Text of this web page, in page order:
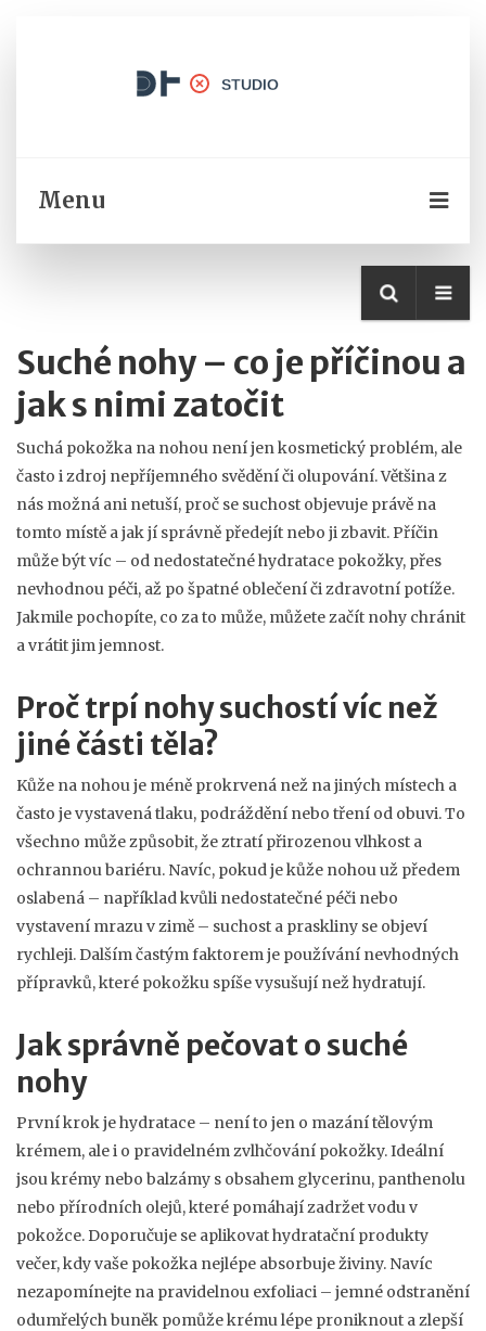
Menu
Suché nohy – co je příčinou a
jak s nimi zatočit
Suchá pokožka na nohou není jen kosmetický problém, ale
často i zdroj nepříjemného svědění či olupování. Většina z
nás možná ani netuší, proč se suchost objevuje právě na
tomto místě a jak jí správně předejít nebo ji zbavit. Příčin
může být víc – od nedostatečné hydratace pokožky, přes
nevhodnou péči, až po špatné oblečení či zdravotní potíže.
Jakmile pochopíte, co za to může, můžete začít nohy chránit
a vrátit jim jemnost.
Proč trpí nohy suchostí víc než
jiné části těla?
Kůže na nohou je méně prokrvená než na jiných místech a
často je vystavená tlaku, podráždění nebo tření od obuvi. To
všechno může způsobit, že ztratí přirozenou vlhkost a
ochrannou bariéru. Navíc, pokud je kůže nohou už předem
oslabená – například kvůli nedostatečné péči nebo
vystavení mrazu v zimě – suchost a praskliny se objeví
rychleji. Dalším častým faktorem je používání nevhodných
přípravků, které pokožku spíše vysušují než hydratují.
Jak správně pečovat o suché
nohy
První krok je hydratace – není to jen o mazání tělovým
krémem, ale i o pravidelném zvlhčování pokožky. Ideální
jsou krémy nebo balzámy s obsahem glycerinu, panthenolu
nebo přírodních olejů, které pomáhají zadržet vodu v
pokožce. Doporučuje se aplikovat hydratační produkty
večer, kdy vaše pokožka nejlépe absorbuje živiny. Navíc
nezapomínejte na pravidelnou exfoliaci – jemné odstranění
odumřelých buněk pomůže krému lépe proniknout a zlepší